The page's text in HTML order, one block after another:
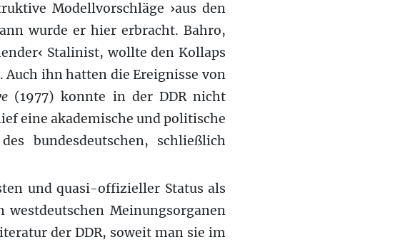
Modellvorschläge ›aus den
wurde er hier erbracht. Bahro,
Stalinist, wollte den Kollaps
ihn hatten die Ereignisse von
(1977) konnte in der DDR nicht
eine akademische und politische
bundesdeutschen, schließlich
und quasi-offizieller Status als
Meinungsorganen
der DDR, soweit man sie im